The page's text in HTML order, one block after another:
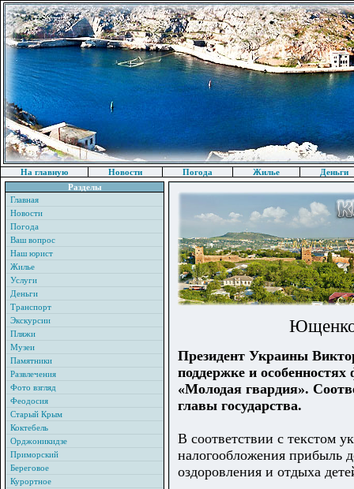
На главную Новости Погода Жилье
Деньги
Разделы
Главная
Новости
Погода
Ваш вопрос
Наш юрист
Жилье
Услуги
Деньги
Транспорт
Экскурсии
Пляжи
Музеи
Памятники
Развлечения
Фото взгляд
Феодосия
Старый Крым
Коктебель
Орджоникидзе
Приморский
Береговое
Курортное
Ющенко
Президент Украины
поддержке и
«Молодая гвардия».
главы государства.
В соответствии с текстом
налогообложения прибыль
оздоровления и отдыха